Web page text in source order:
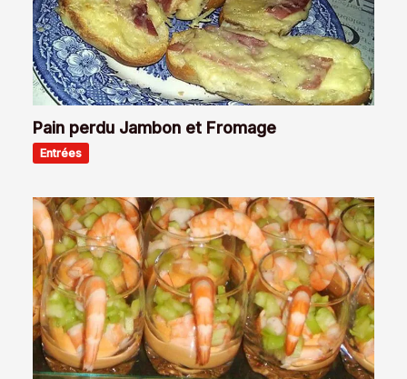
Pain perdu Jambon et Fromage
Entrées